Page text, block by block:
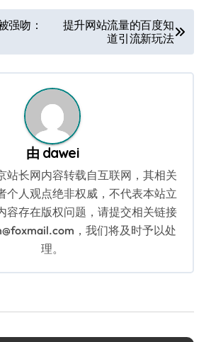
强吻：
提升网站流量的百度知
道引流新玩法
由 dawei
站长网内容转载自互联网，其相关
个人观点绝非权威，不代表本站立
容存在版权问题，请提交相关链接
，我们将及时予以处
理。